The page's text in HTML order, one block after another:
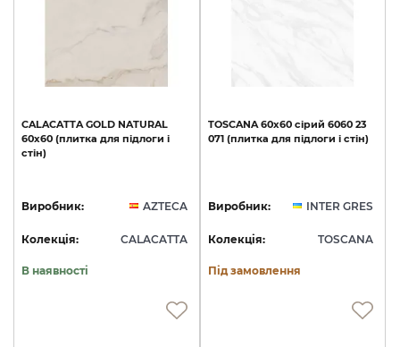
CALACATTA GOLD NATURAL
60x60 (плитка для підлоги і
стін)
Виробник: AZTECA
Колекція: CALACATTA
В наявності
TOSCANA 60х60 сірий 6060 23
071 (плитка для підлоги і стін)
Виробник: INTER GRES
Колекція: TOSCANA
Під замовлення